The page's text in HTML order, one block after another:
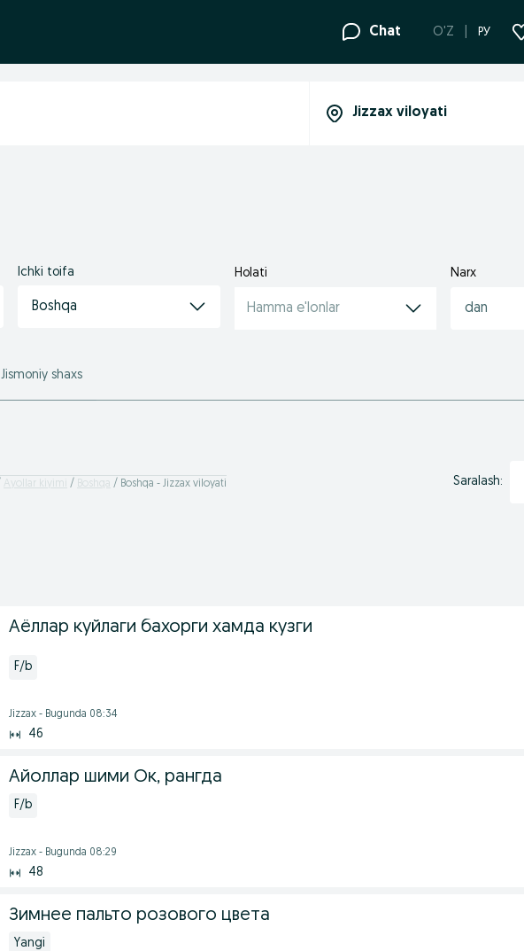
Chat O'Z РУ
Ichki toifa
Boshqa
Holati
Hamma e'lonlar
Narx
Jismoniy shaxs
Ayollar kiyimi Boshqa Boshqa - Jizzax viloyati Saralash:
Аёллар куйлаги бахорги хамда кузги
F/b
Jizzax - Bugunda 08:34
46
Айоллар шими Ок, рангда
F/b
Jizzax - Bugunda 08:29
48
Зимнее пальто розового цвета
Yangi